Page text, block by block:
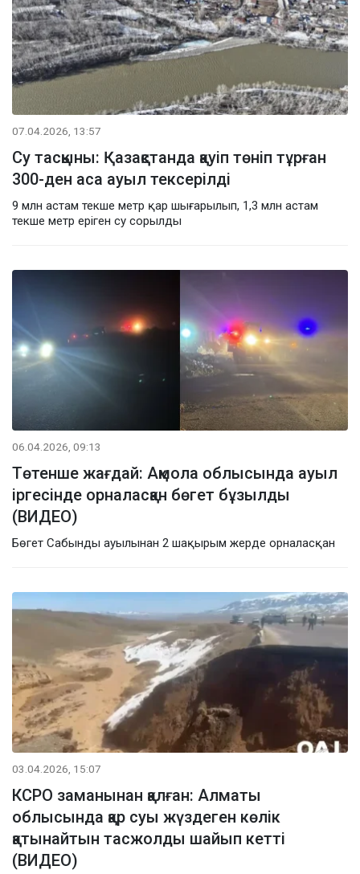
07.04.2026, 13:57
Су тасқыны: Қазақстанда қауіп төніп тұрған
300-ден аса ауыл тексерілді
9 млн астам текше метр қар шығарылып, 1,3 млн астам
текше метр еріген су сорылды
06.04.2026, 09:13
Төтенше жағдай: Ақмола облысында ауыл
іргесінде орналасқан бөгет бұзылды
(ВИДЕО)
Бөгет Сабынды ауылынан 2 шақырым жерде орналасқан
03.04.2026, 15:07
КСРО заманынан қалған: Алматы
облысында қар суы жүздеген көлік
қатынайтын тасжолды шайып кетті
(ВИДЕО)